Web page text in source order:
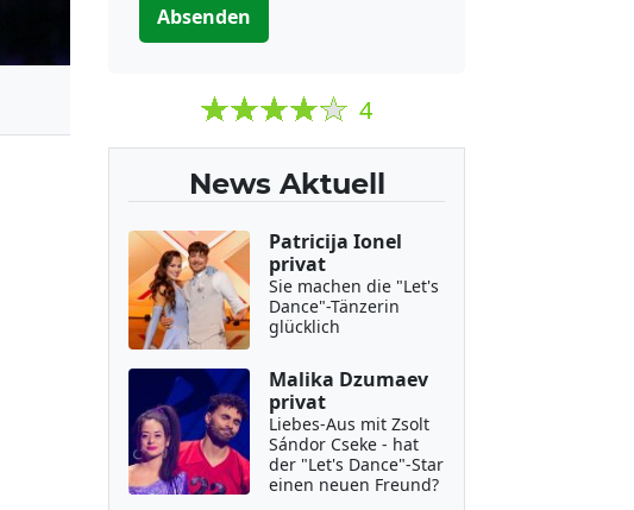
Absenden
4
News Aktuell
Patricija Ionel
privat
Sie machen die "Let's
Dance"-Tänzerin
glücklich
Malika Dzumaev
privat
Liebes-Aus mit Zsolt
Sándor Cseke - hat
der "Let's Dance"-Star
einen neuen Freund?